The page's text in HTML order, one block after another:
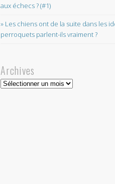
aux échecs ? (#1)
» Les chiens ont de la suite dans les
perroquets parlent-ils vraiment ?
Archives
Archives